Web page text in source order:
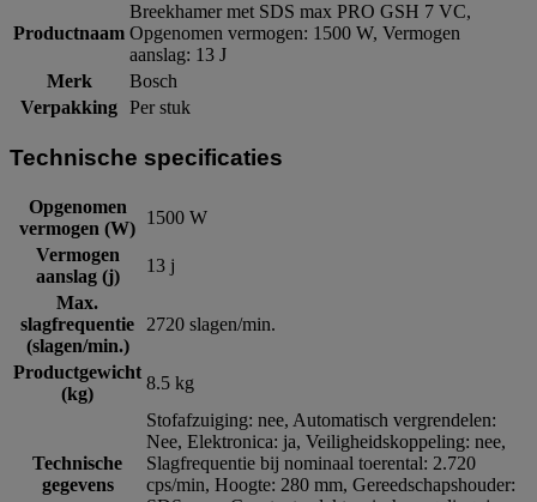
Productnaam
Breekhamer met SDS max PRO GSH 7 VC,
Opgenomen vermogen: 1500 W, Vermogen
aanslag: 13 J
Merk
Bosch
Verpakking Per stuk
Technische specificaties
Opgenomen
vermogen (W)
1500 W
Vermogen
aanslag (j)
13 j
Max.
slagfrequentie
(slagen/min.)
2720 slagen/min.
Productgewicht
(kg)
8.5 kg
Technische
gegevens
Stofafzuiging: nee, Automatisch vergrendelen:
Nee, Elektronica: ja, Veiligheidskoppeling: nee,
Slagfrequentie bij nominaal toerental: 2.720
cps/min, Hoogte: 280 mm, Gereedschapshouder: